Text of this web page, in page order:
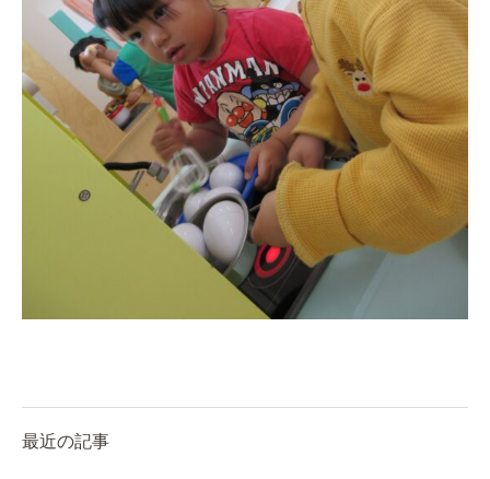
最近の記事
グループ施設・
関係先リンク
学校法⼈鴨⾕学園 鳳幼稚園
学校法⼈諏訪森学園 諏訪森幼稚
⼤阪府私⽴幼稚園連盟
社会福祉法人野田福祉会